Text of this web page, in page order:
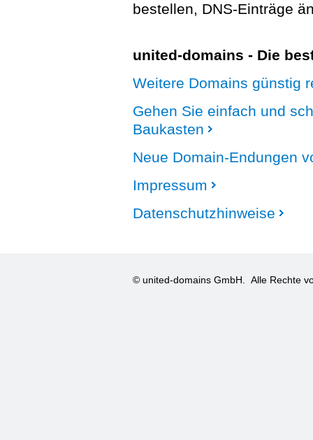
bestellen, DNS-Einträge
united-domains - Die
Weitere Domains günstig
Gehen Sie einfach und
Baukasten
Neue Domain-Endungen
Impressum
Datenschutzhinweise
© united-domains GmbH. Alle Rechte